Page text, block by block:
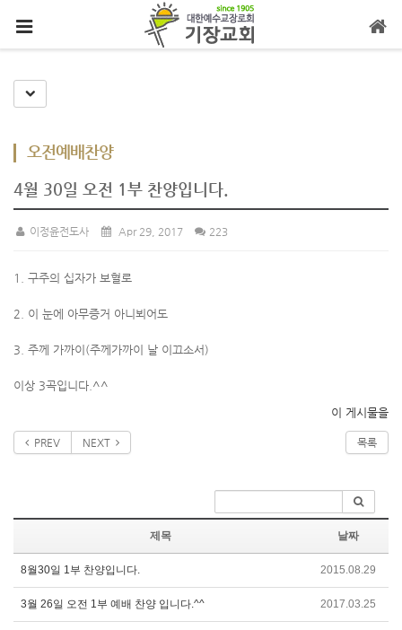
Toggle Dropdown
오전예배찬양
4월 30일 오전 1부 찬양입니다.
이정윤전도사 Apr 29, 2017 223
1. 구주의 십자가 보혈로
2. 이 눈에 아무증거 아니뵈어도
3. 주께 가까이(주께가까이 날 이끄소서)
이상 3곡입니다.^^
이 게시물을
PREV NEXT 목록
제목 날짜
8월30일 1부 찬양입니다. 2015.08.29
3월 26일 오전 1부 예배 찬양 입니다.^^ 2017.03.25